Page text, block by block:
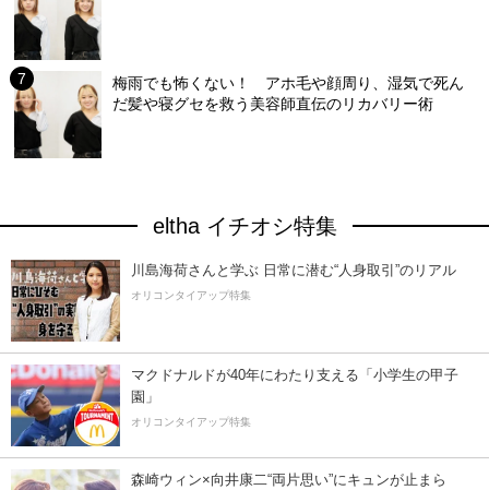
梅雨でも怖くない！ アホ毛や顔周り、湿気で死ん
だ髪や寝グセを救う美容師直伝のリカバリー術
eltha イチオシ特集
川島海荷さんと学ぶ 日常に潜む“人身取引”のリアル
オリコンタイアップ特集
マクドナルドが40年にわたり支える「小学生の甲子
園」
オリコンタイアップ特集
森崎ウィン×向井康二“両片思い”にキュンが止まら